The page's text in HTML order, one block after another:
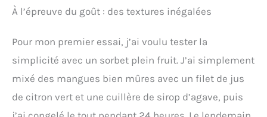
À l’épreuve du goût : des textures inégalées
Pour mon premier essai, j’ai voulu tester la
simplicité avec un sorbet plein fruit. J’ai simplement
mixé des mangues bien mûres avec un filet de jus
de citron vert et une cuillère de sirop d’agave, puis